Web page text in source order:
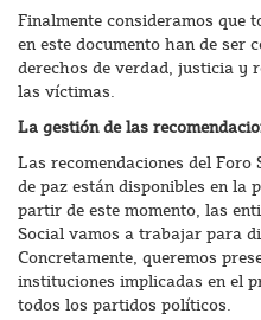
Finalmente consideramos que
en este documento han de ser
derechos de verdad, justicia y
las víctimas.
La gestión de las
Las recomendaciones del
de paz están disponibles en la
partir de este momento, las
Social vamos a trabajar para
Concretamente, queremos
instituciones implicadas en el
todos los partidos políticos.